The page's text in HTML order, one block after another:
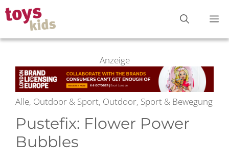
Zum
Inhalt
springen
Anzeige
Alle, Outdoor & Sport, Outdoor, Sport & Bewegung
Pustefix: Flower Power
Bubbles